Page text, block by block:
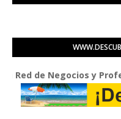
Negocios y